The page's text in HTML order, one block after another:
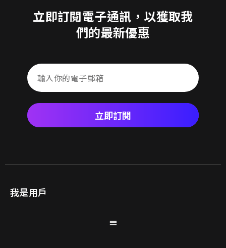
立即訂閱電子通訊，以獲取我
們的最新優惠
立即訂閱
我是用戶